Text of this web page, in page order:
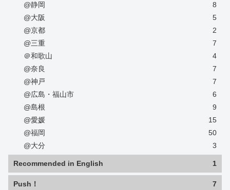
@静岡
8
@大阪
5
@京都
2
@三重
7
＠和歌山
4
@奈良
7
@神戸
7
@広島・福山市
6
@島根
9
@愛媛
15
@福岡
50
@大分
3
Recommended in English 1
Push！ 7